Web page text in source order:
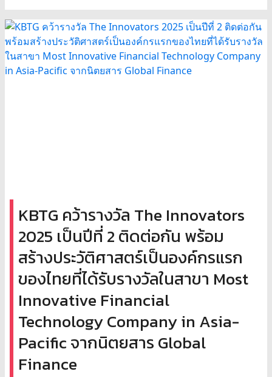
KBTG คว้ารางวัล The Innovators
2025 เป็นปีที่ 2 ติดต่อกัน พร้อม
สร้างประวัติศาสตร์เป็นองค์กรแรก
ของไทยที่ได้รับรางวัลในสาขา Most
Innovative Financial
Technology Company in Asia-
Pacific จากนิตยสาร Global
Finance